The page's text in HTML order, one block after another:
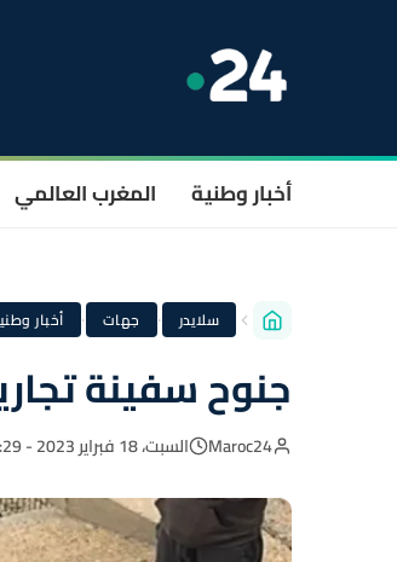
أخبار وطنية المغرب العالمي
سلايدر · جهات · أخبار
جنوح سفينة
Maroc24 السبت، 18 فبراير 2023 - 15:29